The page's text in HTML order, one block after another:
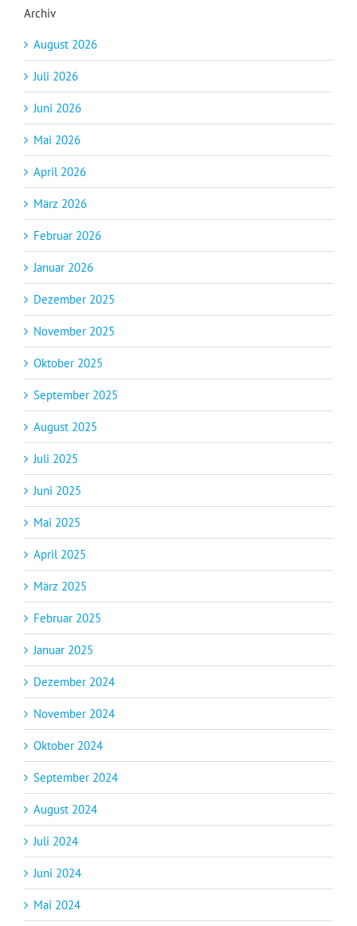
Archiv
August 2026
Juli 2026
Juni 2026
Mai 2026
April 2026
März 2026
Februar 2026
Januar 2026
Dezember 2025
November 2025
Oktober 2025
September 2025
August 2025
Juli 2025
Juni 2025
Mai 2025
April 2025
März 2025
Februar 2025
Januar 2025
Dezember 2024
November 2024
Oktober 2024
September 2024
August 2024
Juli 2024
Juni 2024
Mai 2024